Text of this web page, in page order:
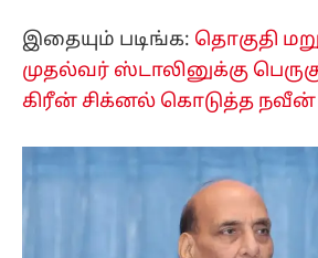
இதையும் படிங்க: தொகுதி
முதல்வர் ஸ்டாலினுக்கு
கிரீன் சிக்னல் கொடுத்த நவீன்